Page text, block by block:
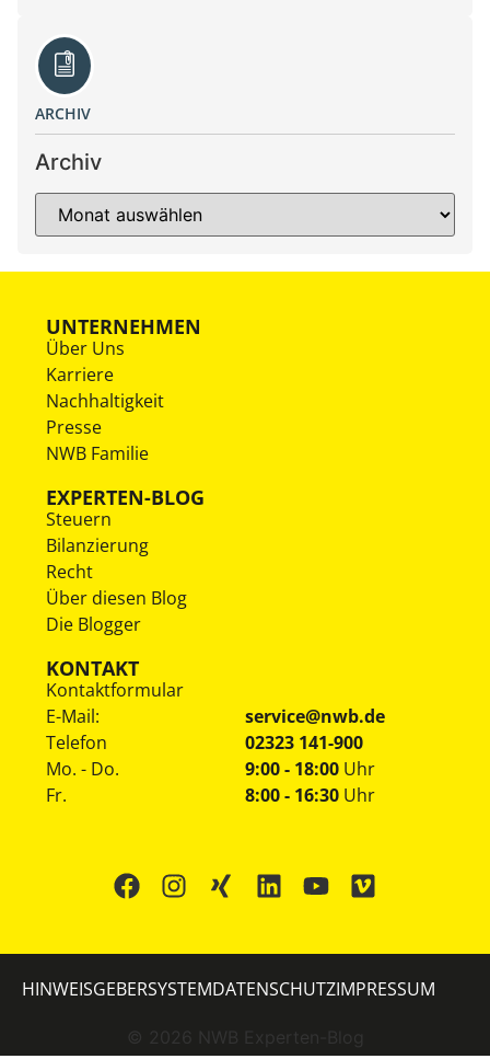
ARCHIV
Archiv
UNTERNEHMEN
Über Uns
Karriere
Nachhaltigkeit
Presse
NWB Familie
EXPERTEN-BLOG
Steuern
Bilanzierung
Recht
Über diesen Blog
Die Blogger
KONTAKT
Kontaktformular
E-Mail:
service@nwb.de
Telefon
02323 141-900
Mo. - Do.
Fr.
9:00 - 18:00 Uhr
8:00 - 16:30 Uhr
© 2026 NWB Experten-Blog
HINWEISGEBERSYSTEMDATENSCHUTZIMPRESSUM